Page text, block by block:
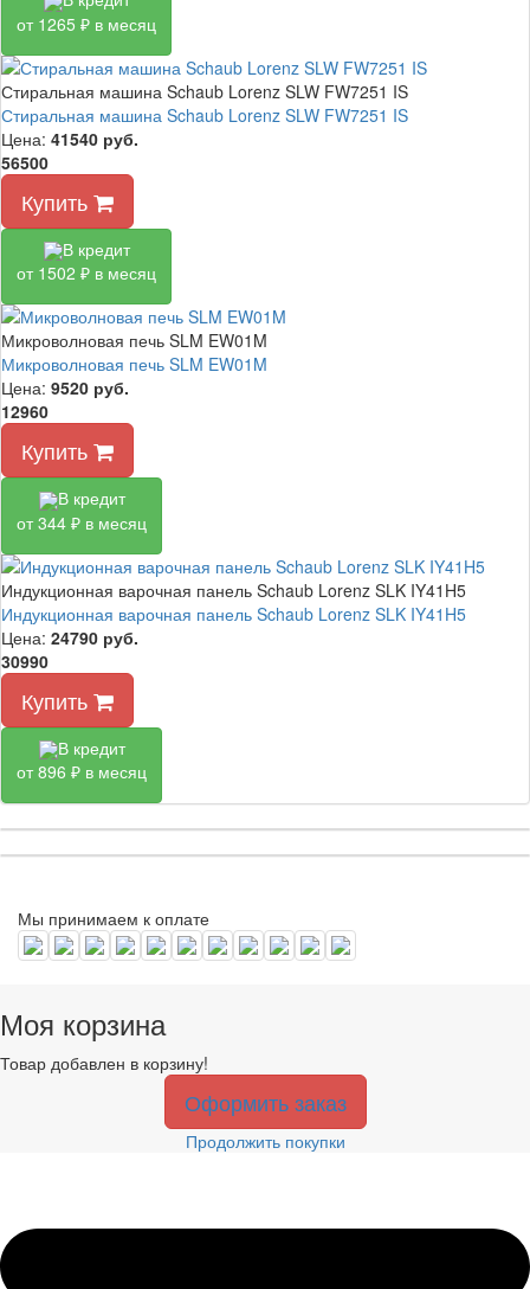
от 1265 ₽ в месяц
Стиральная машина Schaub Lorenz SLW FW7251 IS
Стиральная машина Schaub Lorenz SLW FW7251 IS
Цена: 41540 руб.
56500
Купить
В кредит
от 1502 ₽ в месяц
Микроволновая печь SLM EW01M
Микроволновая печь SLM EW01M
Цена: 9520 руб.
12960
Купить
В кредит
от 344 ₽ в месяц
Индукционная варочная панель Schaub Lorenz SLK IY41H5
Индукционная варочная панель Schaub Lorenz SLK IY41H5
Цена: 24790 руб.
30990
Купить
В кредит
от 896 ₽ в месяц
Мы принимаем к оплате
Моя корзина
Товар добавлен в корзину!
Оформить заказ
Продолжить покупки